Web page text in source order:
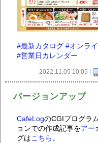
#最新カタログ #オンラ
#営業日カレンダー
2022.11.05 10:05 |
バージョンアップ
CafeLogのCGIプログラ
ョンでの作成記事をアー
グはこちら 。